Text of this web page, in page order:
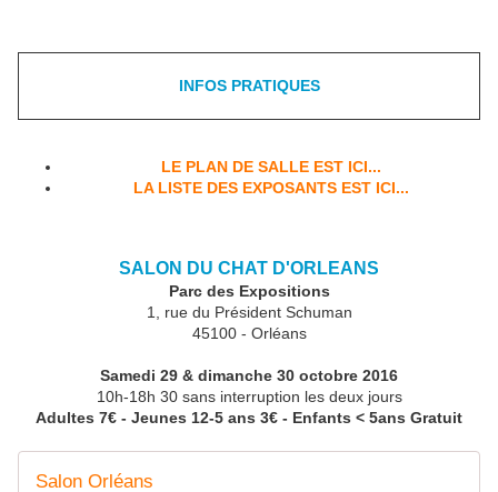
INFOS PRATIQUES
LE PLAN DE SALLE EST ICI...
LA LISTE DES EXPOSANTS EST ICI...
SALON DU CHAT D'ORLEANS
Parc des Expositions
1, rue du Président Schuman
45100 - Orléans
Samedi 29 & dimanche 30 octobre 2016
10h-18h 30 sans interruption les deux jours
Adultes 7€ - Jeunes 12-5 ans 3€ - Enfants < 5ans Gratuit
Salon Orléans